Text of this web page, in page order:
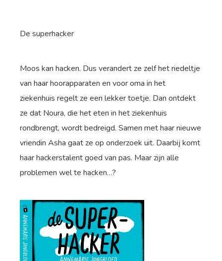
De superhacker
Moos kan hacken. Dus verandert ze zelf het riedeltje
van haar hoorapparaten en voor oma in het
ziekenhuis regelt ze een lekker toetje. Dan ontdekt
ze dat Noura, die het eten in het ziekenhuis
rondbrengt, wordt bedreigd. Samen met haar nieuwe
vriendin Asha gaat ze op onderzoek uit. Daarbij komt
haar hackerstalent goed van pas. Maar zijn alle
problemen wel te hacken…?